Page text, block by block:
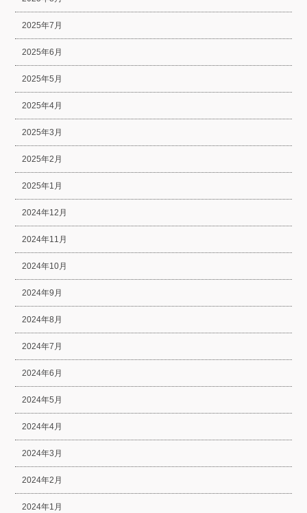
2025年7月
2025年6月
2025年5月
2025年4月
2025年3月
2025年2月
2025年1月
2024年12月
2024年11月
2024年10月
2024年9月
2024年8月
2024年7月
2024年6月
2024年5月
2024年4月
2024年3月
2024年2月
2024年1月